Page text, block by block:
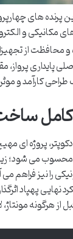
پرنده های
مکانیکی و
و محافظت از
پایداری
کارآمد و
ساخت
پروژه ای
می شود؛
را نیز فراهم
پهپاد
از هرگونه